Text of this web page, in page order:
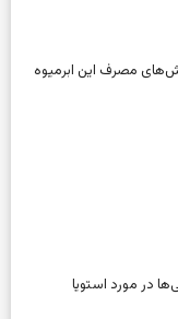
مصرف این ابرمیوه
در مورد استویا